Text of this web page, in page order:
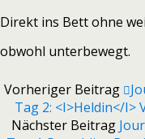
Direkt ins Bett ohne
obwohl unterbewegt.
Vorheriger Beitrag
Tag 2: <i>Heldin</i>
Nächster Beitrag